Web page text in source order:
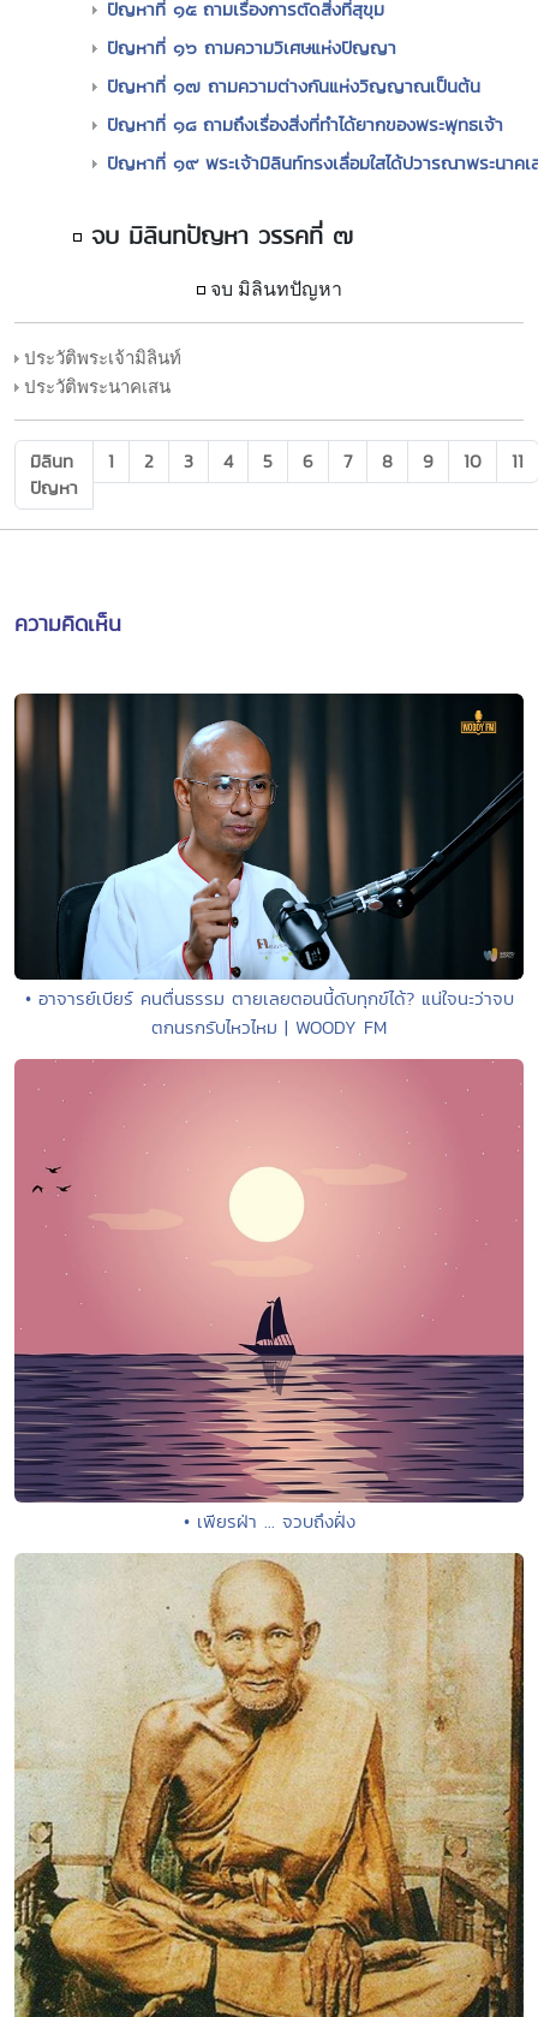
ปัญหาที่ ๑๕ ถามเรื่องการตัดสิ่งที่สุขุม
ปัญหาที่ ๑๖ ถามความวิเศษแห่งปัญญา
ปัญหาที่ ๑๗ ถามความต่างกันแห่งวิญญาณเป็นต้น
ปัญหาที่ ๑๘ ถามถึงเรื่องสิ่งที่ทำได้ยากของพระพุทธเจ้า
ปัญหาที่ ๑๙ พระเจ้ามิลินท์ทรงเลื่อมใสได้ปวารณาพระนาคเ
จบ มิลินทปัญหา วรรคที่ ๗
จบ มิลินทปัญหา
ประวัติพระเจ้ามิลินท์
ประวัติพระนาคเสน
มิลินท
ปัญหา
1 2 3 4 5 6 7 8 9 10 11
ความคิดเห็น
• อาจารย์เบียร์ คนตื่นธรรม ตายเลยตอนนี้ดับทุกข์ได้? แน่ใจนะว่าจบ
ตกนรกรับไหวไหม | WOODY FM
• เพียรฝ่า ... จวบถึงฝั่ง